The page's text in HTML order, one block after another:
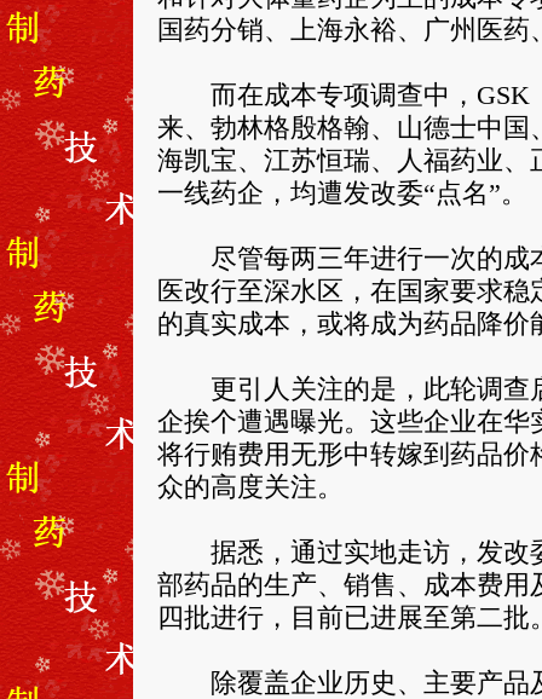
国药分销、上海永裕、广州医
而在成本专项调查中，GSK
来、勃林格殷格翰、山德士中
海凯宝、江苏恒瑞、人福药业
一线药企，均遭发改委“点名”。
尽管每两三年进行一次的成
医改行至深水区，在国家要求
的真实成本，或将成为药品降
更引人关注的是，此轮调查
企挨个遭遇曝光。这些企业在
将行贿费用无形中转嫁到药品
众的高度关注。
据悉，通过实地走访，发改
部药品的生产、销售、成本费
四批进行，目前已进展至第二批
除覆盖企业历史、主要产品